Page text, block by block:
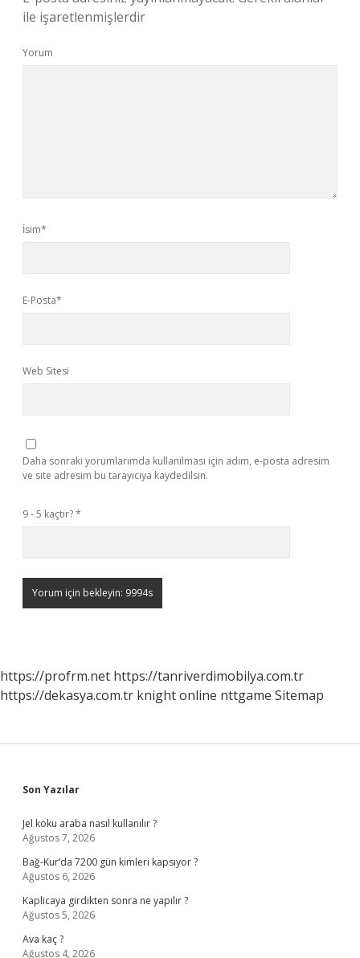
ile işaretlenmişlerdir
Yorum
İsim*
E-Posta*
Web Sitesi
Daha sonraki yorumlarımda kullanılması için adım, e-posta adresim
ve site adresim bu tarayıcıya kaydedilsin.
9 - 5 kaçtır?*
https://profrm.net https://tanriverdimobilya.com.tr
https://dekasya.com.tr knight online nttgame Sitemap
Sidebar
Son Yazılar
Jel koku araba nasıl kullanılır ?
Ağustos 7, 2026
Bağ-Kur’da 7200 gün kimleri kapsıyor ?
Ağustos 6, 2026
Kaplicaya girdikten sonra ne yapılır ?
Ağustos 5, 2026
Ava kaç ?
Ağustos 4, 2026